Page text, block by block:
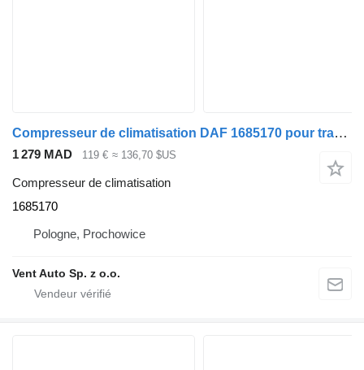
Compresseur de climatisation DAF 1685170 pour tracteur routier DAF XF 105
1 279 MAD 119 € ≈ 136,70 $US
Compresseur de climatisation
1685170
Pologne, Prochowice
Vent Auto Sp. z o.o.